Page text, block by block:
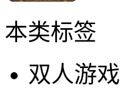
本类标签
双人游戏